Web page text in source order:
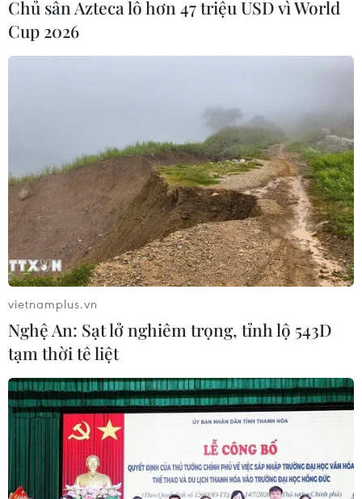
TIN CÙNG CHUYÊN MỤC
Thượng viện Mỹ thông qua dự luật
trừng phạt Nga
Canada, Mỹ đàm phán thỏa thuận
thương mại tạm thời nhằm hạ nhiệt
căng thẳng
07/08/2026 23:53
Tổng thống đắc cử của Colombia
07/08/2026 23:12
Mỹ chi hơn 2,2 tỷ USD mua thêm 4
trung tâm giam giữ người nhập cư
trái phép
07/08/2026 22:47
Chủ sân Azteca lỗ hơn 47 triệu USD vì World
Cup 2026
vietnamplus.vn
Nghệ An: Sạt lở nghiêm trọng, tỉnh lộ 543D
tạm thời tê liệt